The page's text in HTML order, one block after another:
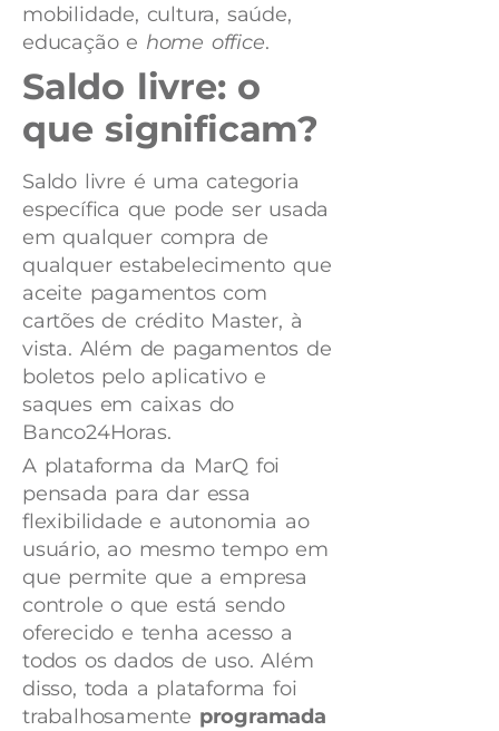
mobilidade, cultura, saúde,
educação e home office.
Saldo livre: o
que significam?
Saldo livre é uma categoria
específica que pode ser usada
em qualquer compra de
qualquer estabelecimento que
aceite pagamentos com
cartões de crédito Master, à
vista. Além de pagamentos de
boletos pelo aplicativo e
saques em caixas do
Banco24Horas.
A plataforma da MarQ foi
pensada para dar essa
flexibilidade e autonomia ao
usuário, ao mesmo tempo em
que permite que a empresa
controle o que está sendo
oferecido e tenha acesso a
todos os dados de uso. Além
disso, toda a plataforma foi
trabalhosamente programada